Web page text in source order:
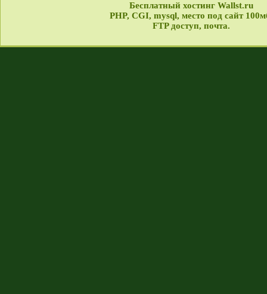
Бесплатный хостинг Wallst.ru
PHP, CGI, mysql, место под сайт
FTP доступ, почта.